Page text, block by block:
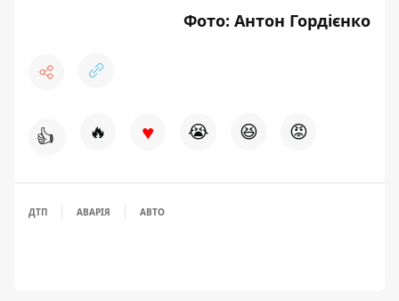
Фото: Антон Гордієнко
👍 🔥 ♥ 😭 😆 😡
ДТП АВАРІЯ АВТО